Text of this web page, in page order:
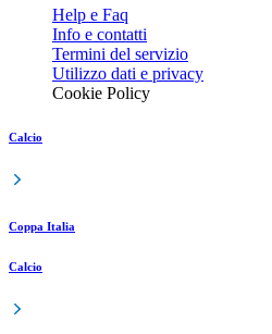
Help e Faq
Info e contatti
Termini del servizio
Utilizzo dati e privacy
Cookie Policy
Calcio
Coppa Italia
Calcio